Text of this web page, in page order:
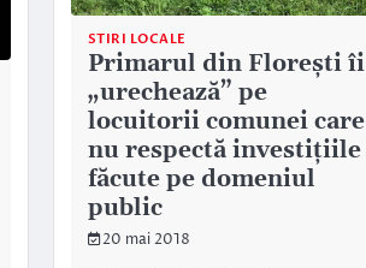
STIRI LOCALE
Primarul din Floreşti îi
„urechează” pe
locuitorii comunei care
nu respectă investiţiile
făcute pe domeniul
public
20 mai 2018